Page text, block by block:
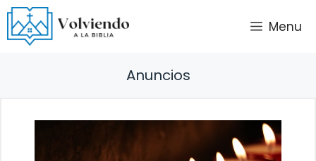
Saltar
al
contenido
Menu
Anuncios